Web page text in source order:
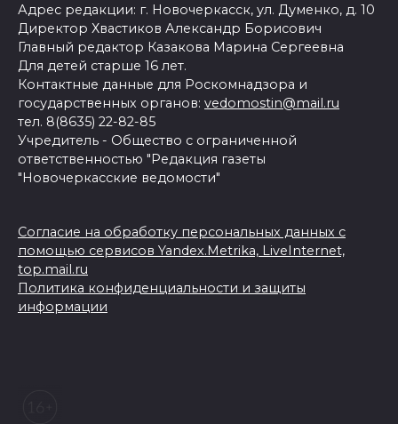
Адрес редакции: г. Новочеркасск, ул. Думенко, д. 10
Директор Хвастиков Александр Борисович
Главный редактор Казакова Марина Сергеевна
Для детей старше 16 лет.
Контактные данные для Роскомнадзора и
государственных органов: vedomostin@mail.ru
тел. 8(8635) 22-82-85
Учредитель - Общество с ограниченной
ответственностью "Редакция газеты
"Новочеркасские ведомости"
Согласие на обработку персональных данных с
помощью сервисов Yandex.Metrika, LiveInternet,
top.mail.ru
Политика конфиденциальности и защиты
информации